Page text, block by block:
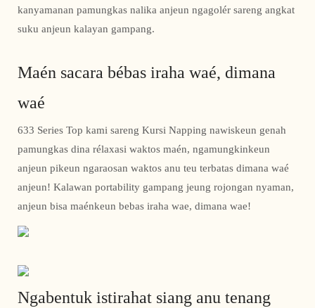
kanyamanan pamungkas nalika anjeun ngagolér sareng angkat
suku anjeun kalayan gampang.
Maén sacara bébas iraha waé, dimana
waé
633 Series Top kami sareng Kursi Napping nawiskeun genah
pamungkas dina rélaxasi waktos maén, ngamungkinkeun
anjeun pikeun ngaraosan waktos anu teu terbatas dimana waé
anjeun! Kalawan portability gampang jeung rojongan nyaman,
anjeun bisa maénkeun bebas iraha wae, dimana wae!
Ngabentuk istirahat siang anu tenang